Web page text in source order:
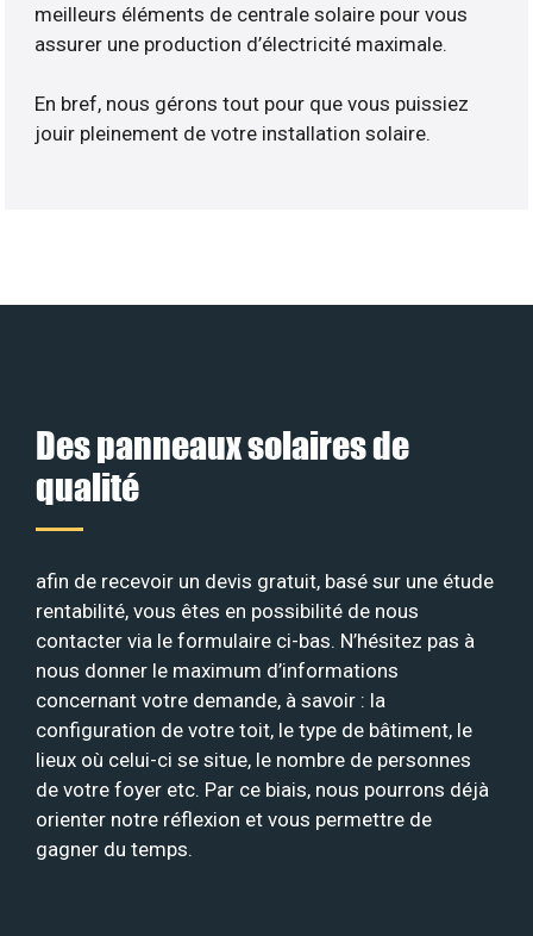
meilleurs éléments de centrale solaire pour vous
assurer une production d’électricité maximale.
En bref, nous gérons tout pour que vous puissiez
jouir pleinement de votre installation solaire.
Des panneaux solaires de
qualité
afin de recevoir un devis gratuit, basé sur une étude
rentabilité, vous êtes en possibilité de nous
contacter via le formulaire ci-bas. N’hésitez pas à
nous donner le maximum d’informations
concernant votre demande, à savoir : la
configuration de votre toit, le type de bâtiment, le
lieux où celui-ci se situe, le nombre de personnes
de votre foyer etc. Par ce biais, nous pourrons déjà
orienter notre réflexion et vous permettre de
gagner du temps.